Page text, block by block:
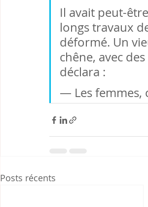
Il avait peut-
longs travaux
déformé. Un
chêne, avec
déclara :
— Les femmes,
Posts récents